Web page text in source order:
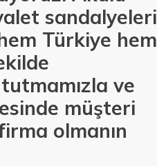
sandalyeleri
Türkiye hem
ve
müşteri
olmanın